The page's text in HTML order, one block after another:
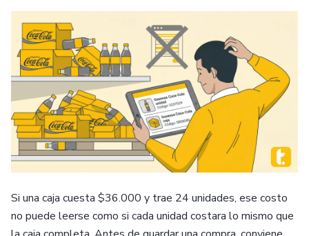
Si una caja cuesta $36.000 y trae 24 unidades, ese costo
no puede leerse como si cada unidad costara lo mismo que